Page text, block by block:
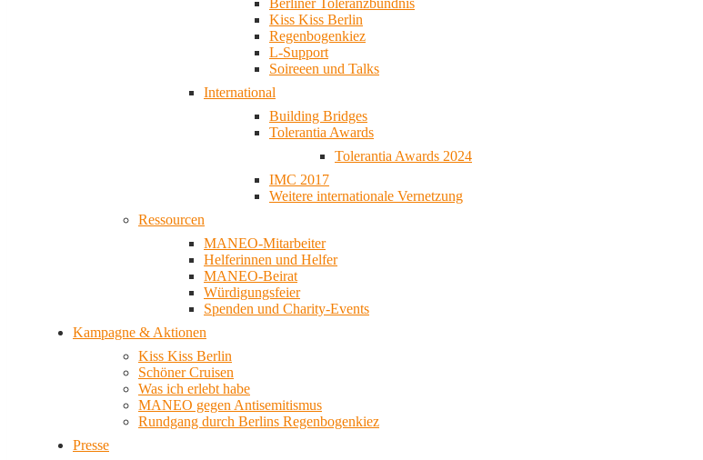
Berliner Toleranzbündnis
Kiss Kiss Berlin
Regenbogenkiez
L-Support
Soireeen und Talks
International
Building Bridges
Tolerantia Awards
Tolerantia Awards 2024
IMC 2017
Weitere internationale Vernetzung
Ressourcen
MANEO-Mitarbeiter
Helferinnen und Helfer
MANEO-Beirat
Würdigungsfeier
Spenden und Charity-Events
Kampagne & Aktionen
Kiss Kiss Berlin
Schöner Cruisen
Was ich erlebt habe
MANEO gegen Antisemitismus
Rundgang durch Berlins Regenbogenkiez
Presse